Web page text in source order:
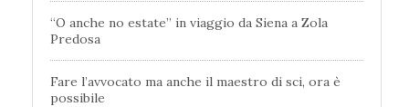
“O anche no estate” in viaggio da Siena a Zola
Predosa
Fare l’avvocato ma anche il maestro di sci, ora è
possibile